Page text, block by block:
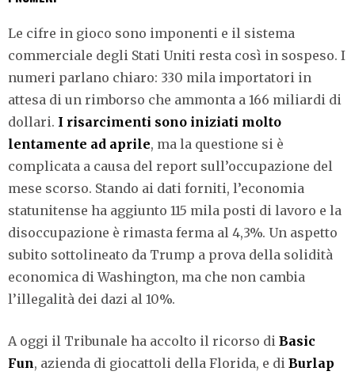
Le cifre in gioco sono imponenti e il sistema
commerciale degli Stati Uniti resta così in sospeso. I
numeri parlano chiaro: 330 mila importatori in
attesa di un rimborso che ammonta a 166 miliardi di
dollari. I risarcimenti sono iniziati molto
lentamente ad aprile, ma la questione si è
complicata a causa del report sull’occupazione del
mese scorso. Stando ai dati forniti, l’economia
statunitense ha aggiunto 115 mila posti di lavoro e la
disoccupazione è rimasta ferma al 4,3%. Un aspetto
subito sottolineato da Trump a prova della solidità
economica di Washington, ma che non cambia
l’illegalità dei dazi al 10%.
A oggi il Tribunale ha accolto il ricorso di Basic
Fun, azienda di giocattoli della Florida, e di Burlap